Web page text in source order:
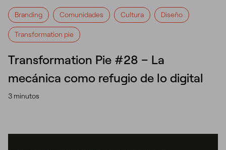
Branding Comunidades Cultura Diseño
Transformation pie
Transformation Pie #28 – La
mecánica como refugio de lo digital
3 minutos